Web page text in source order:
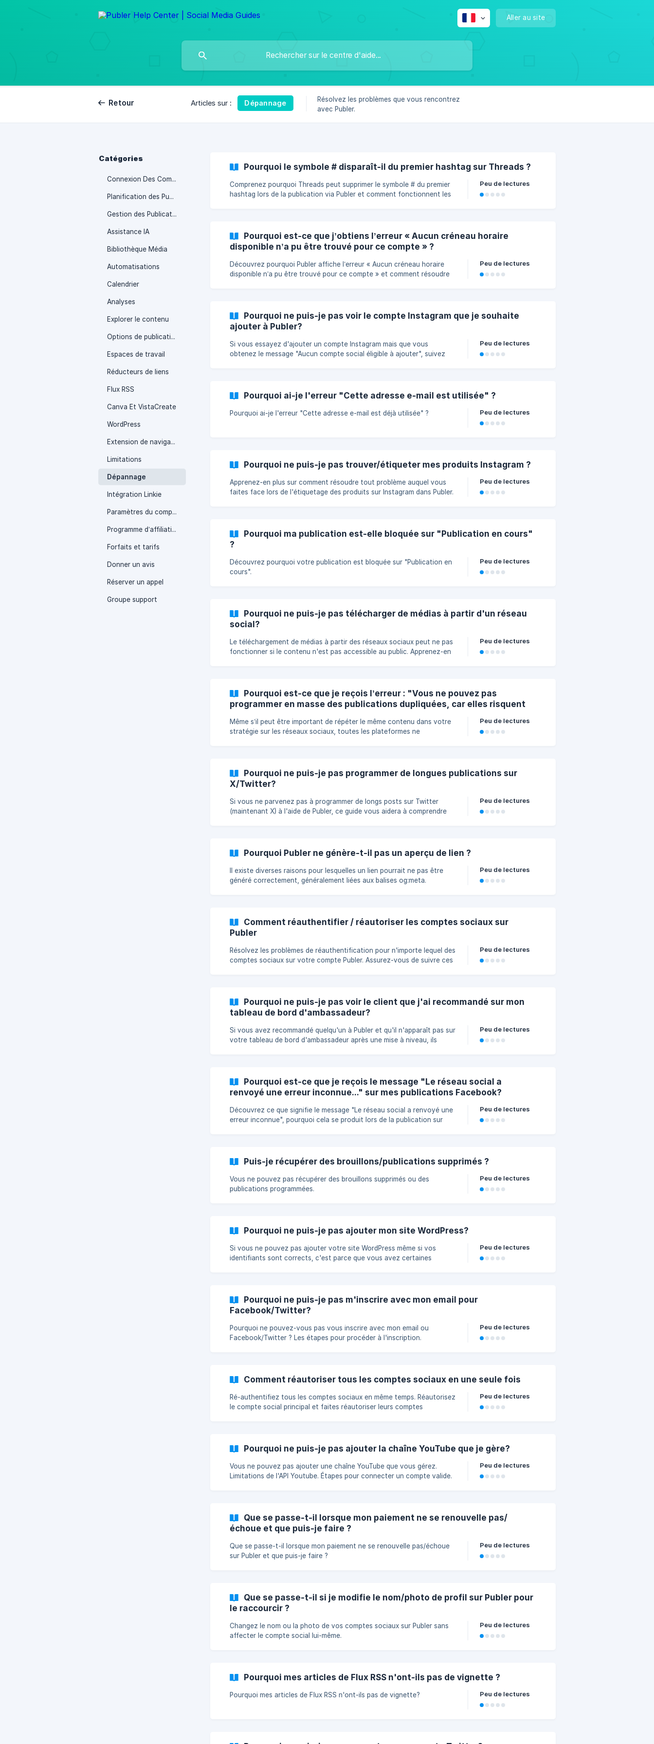
Aller au site
Retour Articles sur : Dépannage
Résolvez les problèmes que vous rencontrez
avec Publer.
Catégories
Connexion Des Comptes Sociaux
Planification des Publications
Gestion des Publications
Assistance IA
Bibliothèque Média
Automatisations
Calendrier
Analyses
Explorer le contenu
Options de publication
Espaces de travail
Réducteurs de liens
Flux RSS
Canva Et VistaCreate
WordPress
Extension de navigateur
Limitations
Dépannage
Intégration Linkie
Paramètres du compte Publer
Programme d’affiliation
Forfaits et tarifs
Donner un avis
Réserver un appel
Groupe support
Pourquoi le symbole # disparaît-il du premier hashtag sur Threads ?
Comprenez pourquoi Threads peut supprimer le symbole # du premier
hashtag lors de la publication via Publer et comment fonctionnent les
Peu de lectures
Pourquoi est-ce que j’obtiens l’erreur « Aucun créneau horaire
disponible n’a pu être trouvé pour ce compte » ?
Découvrez pourquoi Publer affiche l’erreur « Aucun créneau horaire
disponible n’a pu être trouvé pour ce compte » et comment résoudre
Peu de lectures
Pourquoi ne puis-je pas voir le compte Instagram que je souhaite
ajouter à Publer?
Si vous essayez d'ajouter un compte Instagram mais que vous
obtenez le message "Aucun compte social éligible à ajouter", suivez
Peu de lectures
Pourquoi ai-je l'erreur "Cette adresse e-mail est utilisée" ?
Pourquoi ai-je l'erreur "Cette adresse e-mail est déjà utilisée" ? Peu de lectures
Pourquoi ne puis-je pas trouver/étiqueter mes produits Instagram ?
Apprenez-en plus sur comment résoudre tout problème auquel vous
faites face lors de l'étiquetage des produits sur Instagram dans Publer.
Peu de lectures
Pourquoi ma publication est-elle bloquée sur "Publication en cours"
?
Découvrez pourquoi votre publication est bloquée sur "Publication en
cours".
Peu de lectures
Pourquoi ne puis-je pas télécharger de médias à partir d'un réseau
social?
Le téléchargement de médias à partir des réseaux sociaux peut ne pas
fonctionner si le contenu n'est pas accessible au public. Apprenez-en
Peu de lectures
Pourquoi est-ce que je reçois l’erreur : "Vous ne pouvez pas
programmer en masse des publications dupliquées, car elles risquent
Même s’il peut être important de répéter le même contenu dans votre
stratégie sur les réseaux sociaux, toutes les plateformes ne
Peu de lectures
Pourquoi ne puis-je pas programmer de longues publications sur
X/Twitter?
Si vous ne parvenez pas à programmer de longs posts sur Twitter
(maintenant X) à l'aide de Publer, ce guide vous aidera à comprendre
Peu de lectures
Pourquoi Publer ne génère-t-il pas un aperçu de lien ?
Il existe diverses raisons pour lesquelles un lien pourrait ne pas être
généré correctement, généralement liées aux balises og:meta.
Peu de lectures
Comment réauthentifier / réautoriser les comptes sociaux sur
Publer
Résolvez les problèmes de réauthentification pour n'importe lequel des
comptes sociaux sur votre compte Publer. Assurez-vous de suivre ces
Peu de lectures
Pourquoi ne puis-je pas voir le client que j'ai recommandé sur mon
tableau de bord d'ambassadeur?
Si vous avez recommandé quelqu'un à Publer et qu'il n'apparaît pas sur
votre tableau de bord d'ambassadeur après une mise à niveau, ils
Peu de lectures
Pourquoi est-ce que je reçois le message "Le réseau social a
renvoyé une erreur inconnue..." sur mes publications Facebook?
Découvrez ce que signifie le message "Le réseau social a renvoyé une
erreur inconnue", pourquoi cela se produit lors de la publication sur
Peu de lectures
Puis-je récupérer des brouillons/publications supprimés ?
Vous ne pouvez pas récupérer des brouillons supprimés ou des
publications programmées.
Peu de lectures
Pourquoi ne puis-je pas ajouter mon site WordPress?
Si vous ne pouvez pas ajouter votre site WordPress même si vos
identifiants sont corrects, c'est parce que vous avez certaines
Peu de lectures
Pourquoi ne puis-je pas m'inscrire avec mon email pour
Facebook/Twitter?
Pourquoi ne pouvez-vous pas vous inscrire avec mon email ou
Facebook/Twitter ? Les étapes pour procéder à l'inscription.
Peu de lectures
Comment réautoriser tous les comptes sociaux en une seule fois
Ré-authentifiez tous les comptes sociaux en même temps. Réautorisez
le compte social principal et faites réautoriser leurs comptes
Peu de lectures
Pourquoi ne puis-je pas ajouter la chaîne YouTube que je gère?
Vous ne pouvez pas ajouter une chaîne YouTube que vous gérez.
Limitations de l'API Youtube. Étapes pour connecter un compte valide.
Peu de lectures
Que se passe-t-il lorsque mon paiement ne se renouvelle pas/
échoue et que puis-je faire ?
Que se passe-t-il lorsque mon paiement ne se renouvelle pas/échoue
sur Publer et que puis-je faire ?
Peu de lectures
Que se passe-t-il si je modifie le nom/photo de profil sur Publer pour
le raccourcir ?
Changez le nom ou la photo de vos comptes sociaux sur Publer sans
affecter le compte social lui-même.
Peu de lectures
Pourquoi mes articles de Flux RSS n'ont-ils pas de vignette ?
Pourquoi mes articles de Flux RSS n'ont-ils pas de vignette? Peu de lectures